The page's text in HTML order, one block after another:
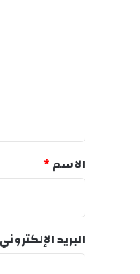
*
الاسم*
البريد الإلكتروني